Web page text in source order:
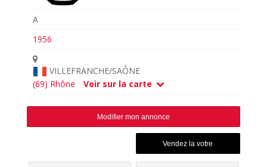
A
1956
VILLEFRANCHE/SAÔNE
(69) Rhône
Voir sur la carte
Modifier mon annonce